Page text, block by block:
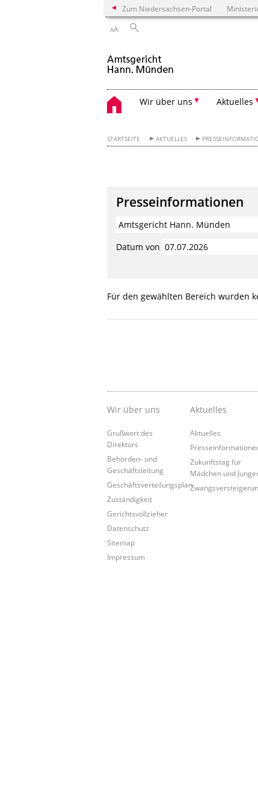
Zum Niedersachsen-Portal
AA
Wir über uns Aktuelles
STARTSEITE AKTUELLES
Presseinformationen
Datum von
Für den gewählten Bereich wurden
Wir über uns
Grußwort des
Direktors
Behörden- und
Geschäftsleitung
Geschäftsverteilungsplan
Zuständigkeit
Gerichtsvollzieher
Datenschutz
Sitemap
Impressum
Aktuelles
Aktuelles
Zukunftstag für
Mädchen und